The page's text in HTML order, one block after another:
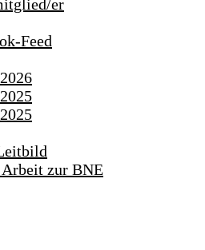
er
Feed
zur BNE